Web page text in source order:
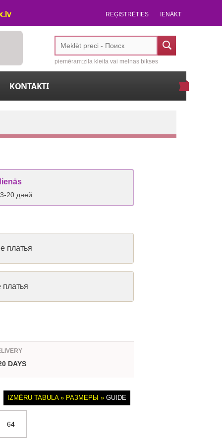
REĢISTRĒTIES IENĀKT
piemēram:zila kleita vai melnas bikses
KONTAKTI
20 дней
платья
DAYS
IZMĒRU TABULA » РАЗМЕРЫ » GUIDE
64